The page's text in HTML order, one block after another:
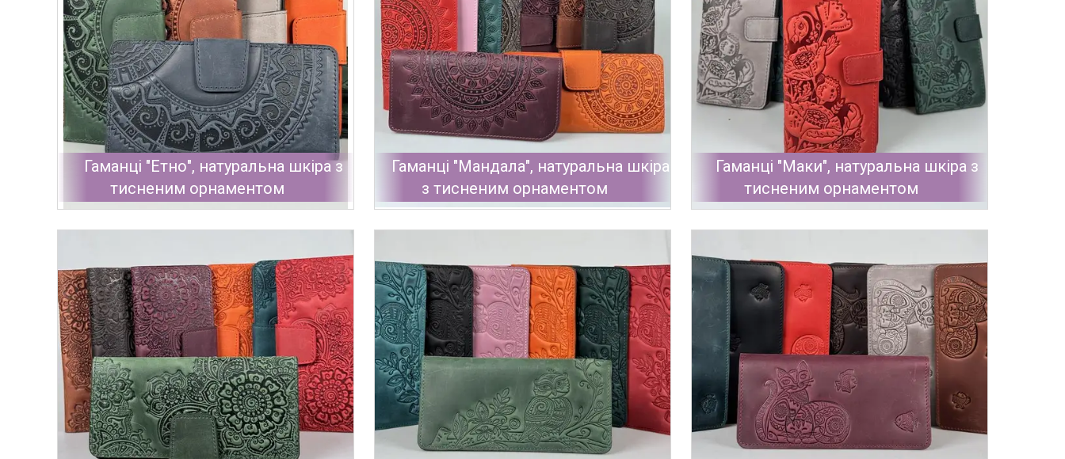
Гаманці "Етно", натуральна шкіра з
тисненим орнаментом
Гаманці "Мандала", натуральна шкіра
з тисненим орнаментом
Гаманці "Маки", натуральна шкіра з
тисненим орнаментом